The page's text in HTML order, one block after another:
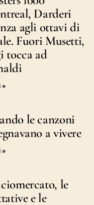
Darderi
agli ottavi di
Fuori Musetti,
tocca ad
»
le canzoni
a vivere
»
le
e le